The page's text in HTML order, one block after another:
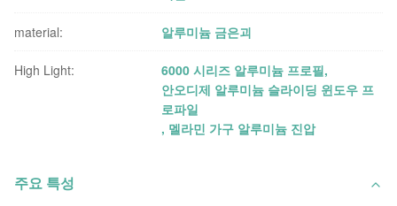
material: 알루미늄 금은괴
High Light: 6000 시리즈 알루미늄 프로필,
안오디제 알루미늄 슬라이딩 윈도우 프
로파일
, 멜라민 가구 알루미늄 진압
주요 특성